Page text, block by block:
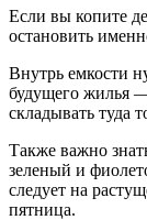
Если вы копите
остановить
Внутрь емкости
будущего жилья
складывать туда
Также важно
зеленый и
следует на
пятница.